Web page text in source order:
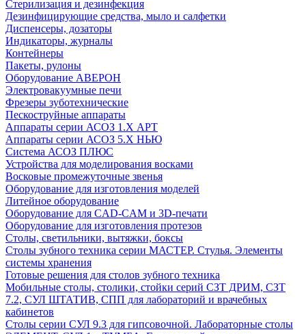
Стерилизация и дезинфекция
Дезинфицирующие средства, мыло и салфетки
Диспенсеры, дозаторы
Индикаторы, журналы
Контейнеры
Пакеты, рулоны
Оборудование АВЕРОН
Электровакуумные печи
Фрезеры зуботехнические
Пескоструйные аппараты
Аппараты серии АСОЗ 1.Х АРТ
Аппараты серии АСОЗ 5.Х НЬЮ
Система АСОЗ ПЛЮС
Устройства для моделирования восками
Восковые промежуточные звенья
Оборудование для изготовления моделей
Литейное оборудование
Оборудование для CAD-CAM и 3D-печати
Оборудование для изготовления протезов
Cтолы, светильники, вытяжки, боксы
Столы зубного техника серии МАСТЕР. Стулья. Элементы
системы хранения
Готовые решения для столов зубного техника
Мобильные столы, столики, стойки серий СЗТ ДРИМ, СЗТ
7.2, СУЛ ШТАТИВ, СПП для лабораторий и врачебных
кабинетов
Столы серии СУЛ 9.3 для гипсовочной. Лабораторные столы